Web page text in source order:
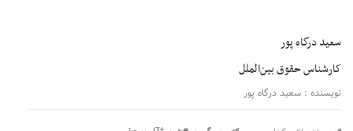
سعید درگاه پور
کارشناس حقوق بین‌الملل
نویسنده : سعید درگاه پور